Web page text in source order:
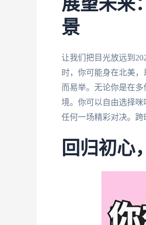
展望未来
景
让我们把目光放远到
时，你可能身在北美
而易举。无论你是在
境。你可以自由选择
任何一场精彩对决。跨
回归初心